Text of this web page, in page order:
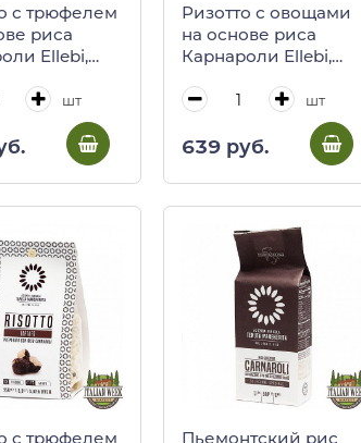
с трюфелем
риса
Ellebi,
шт
Ризотто с овощами
на основе риса
Карнароли Ellebi,
шт
639 руб.
с трюфелем
Пьемонтский рис